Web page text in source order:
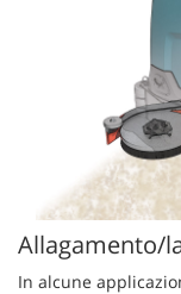
Allagamento/
In alcune